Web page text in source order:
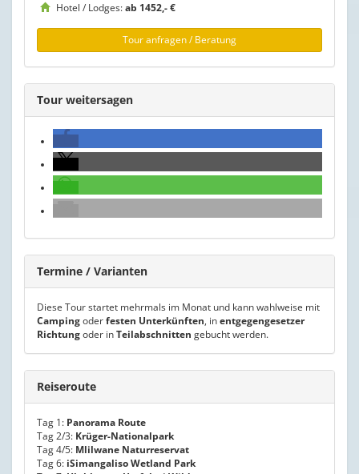
Hotel / Lodges:ab 1452,- €
Tour anfragen / Beratung
Tour weitersagen
Termine / Varianten
Diese Tour startet mehrmals im Monat und kann wahlweise mit
Campingoderfesten Unterkünften , inentgegengesetzer
Richtungoder inTeilabschnitten gebucht werden.
Reiseroute
Tag 1: Panorama Route
Tag 2/3: Krüger-Nationalpark
Tag 4/5: Mlilwane Naturreservat
Tag 6: iSimangaliso Wetland Park